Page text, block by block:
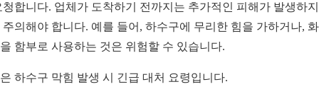
청합니다. 업체가 도착하기 전까지는 추가적인 피해가 발생하
주의해야 합니다. 예를 들어, 하수구에 무리한 힘을 가하거나,
함부로 사용하는 것은 위험할 수 있습니다.
하수구 막힘 발생 시 긴급 대처 요령입니다.